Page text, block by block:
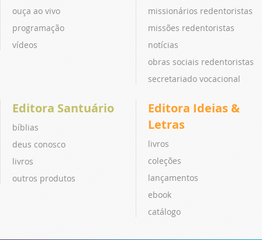
ouça ao vivo
programação
vídeos
missionários redentoristas
missões redentoristas
notícias
obras sociais redentoristas
secretariado vocacional
Editora Santuário
bíblias
deus conosco
livros
outros produtos
Editora Ideias &
Letras
livros
coleções
lançamentos
ebook
catálogo